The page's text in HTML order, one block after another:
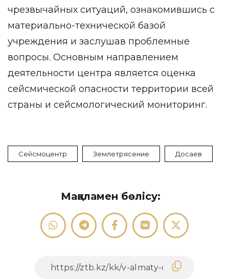
чрезвычайных ситуаций, ознакомившись с
материально-технической базой
учреждения и заслушав проблемные
вопросы. Основным направлением
деятельности центра является оценка
сейсмической опасности территории всей
страны и сейсмологический мониторинг.
Сейсмоцентр Землетрясение Досаев
Мақаламен бөлісу: